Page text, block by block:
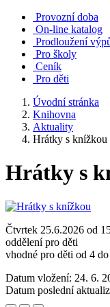
Provozní doba
On-line katalog
Prodloužení
Pro školy
Ceník
Pro děti
Úvodní stránka
Knihovna
Aktuality
Hrátky s knížkou
Hrátky s
Čtvrtek 25.6.2026 od
oddělení pro děti
vhodné pro děti od 4
Datum vložení: 24. 6.
Datum poslední